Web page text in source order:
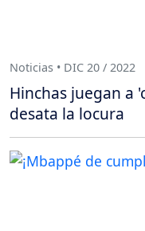
Noticias • DIC 20 / 2022
Hinchas juegan a
desata la locura